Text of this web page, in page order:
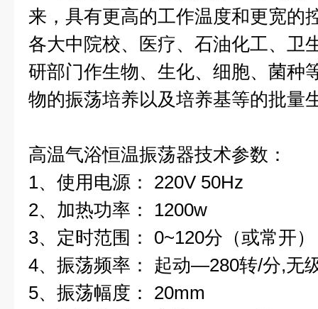
来，具有更高的工作温度和更宽的
各大中院校、医疗、石油化工、卫
研部门作生物、生化、细胞、菌种
物的振荡培养以及培养基等的批量
高温气浴恒温振荡器技术参数：
1、使用电源： 220V 50Hz
2、加热功率： 1200w
3、定时范围： 0~120分（或常开）
4、振荡频率： 起动—280转/分,无
5、振荡幅度： 20mm